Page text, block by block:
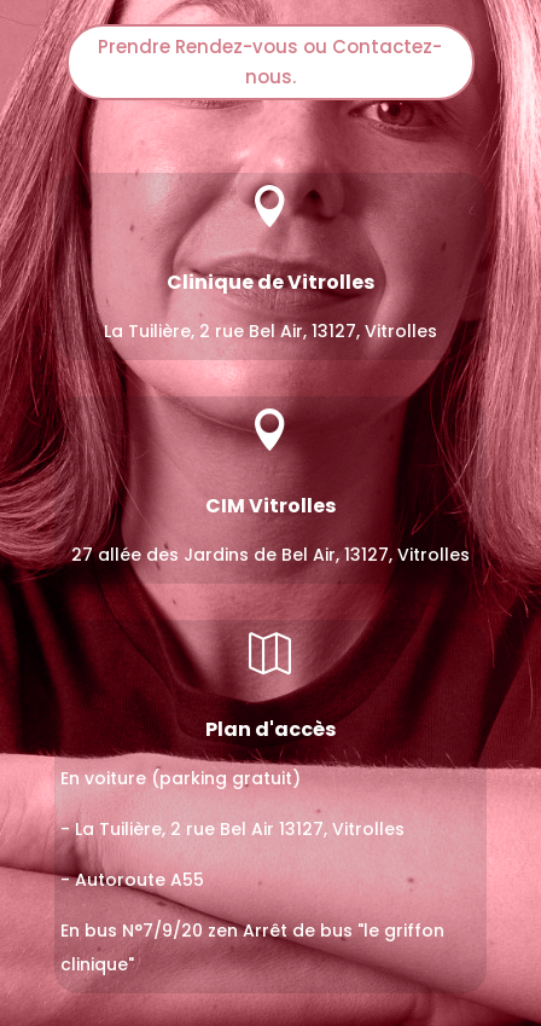
Prendre Rendez-vous ou Contactez-
nous.

Clinique de Vitrolles
La Tuilière, 2 rue Bel Air, 13127, Vitrolles

CIM Vitrolles
27 allée des Jardins de Bel Air, 13127, Vitrolles

Plan d'accès
En voiture (parking gratuit)
- La Tuilière, 2 rue Bel Air 13127, Vitrolles
- Autoroute A55
En bus N°7/9/20 zen Arrêt de bus "le griffon
clinique"